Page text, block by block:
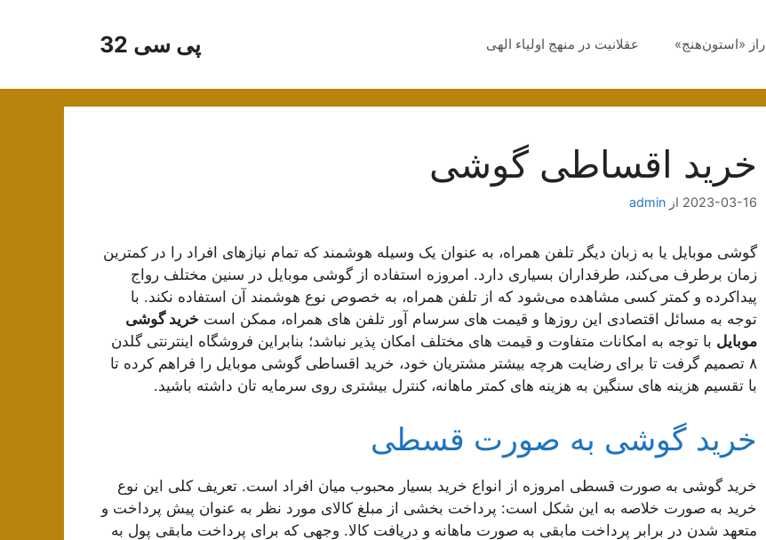
پی سی 32 راز «استون‌هنج» عقلانیت در منهج اولیاء الهی
خرید اقساطی گوشی
2023-03-16 از admin
گوشی موبایل یا به زبان دیگر تلفن همراه، به عنوان یک وسیله هوشمند که تمام نیازهای افراد را در کمترین
زمان برطرف می‌کند، طرفداران بسیاری دارد. امروزه استفاده از گوشی موبایل در سنین مختلف رواج
پیداکرده و کمتر کسی مشاهده می‌شود که از تلفن همراه، به خصوص نوع هوشمند آن استفاده نکند. با
توجه به مسائل اقتصادی این روزها و قیمت های سرسام آور تلفن های همراه، ممکن است خرید گوشی
موبایل با توجه به امکانات متفاوت و قیمت های مختلف امکان پذیر نباشد؛ بنابراین فروشگاه اینترنتی گلدن
۸ تصمیم گرفت تا برای رضایت هرچه بیشتر مشتریان خود، خرید اقساطی گوشی موبایل را فراهم کرده تا
با تقسیم هزینه های سنگین به هزینه های کمتر ماهانه، کنترل بیشتری روی سرمایه تان داشته باشید.
خرید گوشی به صورت قسطی
خرید گوشی به صورت قسطی امروزه از انواع خرید بسیار محبوب میان افراد است. تعریف کلی این نوع
خرید به صورت خلاصه به این شکل است: پرداخت بخشی از مبلغ کالای مورد نظر به عنوان پیش پرداخت و
متعهد شدن در برابر پرداخت مابقی به صورت ماهانه و دریافت کالا. وجهی که برای پرداخت مابقی پول به